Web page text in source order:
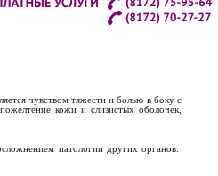
чувством тяжести и болью в боку с
кожи и слизистых оболочек,
патологии других органов.